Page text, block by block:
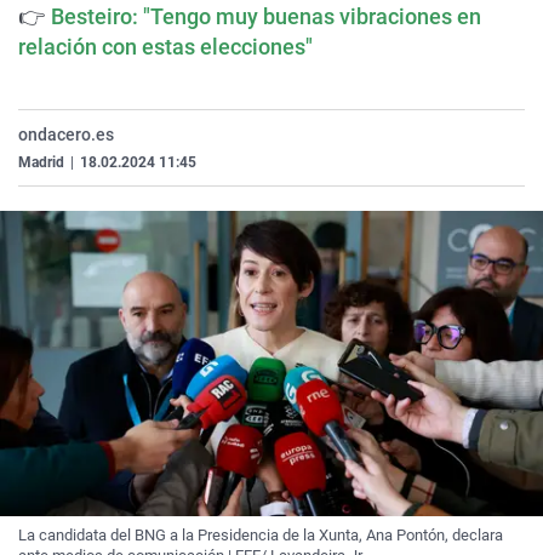
👉 Besteiro: "Tengo muy buenas vibraciones en
relación con estas elecciones"
ondacero.es
Madrid 18.02.2024 11:45
La candidata del BNG a la Presidencia de la Xunta, Ana Pontón, declara